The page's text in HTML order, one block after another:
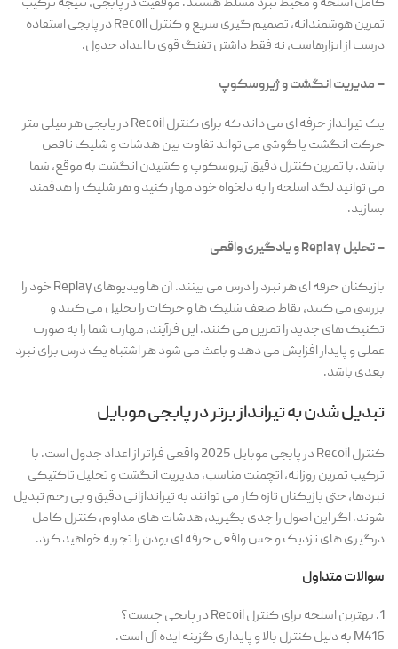
تمرین هوشمندانه، تصمیم گیری سریع و کنترل Recoil در پابجی استفاده
درست از ابزارهاست، نه فقط داشتن تفنگ قوی یا اعداد جدول.
– مدیریت انگشت و ژیروسکوپ
یک تیرانداز حرفه ای می داند که برای کنترل Recoil در پابجی هر میلی متر
حرکت انگشت یا گوشی می تواند تفاوت بین هدشات و شلیک ناقص
باشد. با تمرین کنترل دقیق ژیروسکوپ و کشیدن انگشت به موقع، شما
می توانید لگد اسلحه را به دلخواه خود مهار کنید و هر شلیک را هدفمند
بسازید.
– تحلیل Replay و یادگیری واقعی
بازیکنان حرفه ای هر نبرد را درس می بینند. آن ها ویدیوهای Replay خود را
بررسی می کنند، نقاط ضعف شلیک ها و حرکات را تحلیل می کنند و
تکنیک های جدید را تمرین می کنند. این فرآیند، مهارت شما را به صورت
عملی و پایدار افزایش می دهد و باعث می شود هر اشتباه یک درس برای نبرد
بعدی باشد.
تبدیل شدن به تیرانداز برتر در پابجی موبایل
کنترل Recoil در پابجی موبایل 2025 واقعی فراتر از اعداد جدول است. با
ترکیب تمرین روزانه، اتچمنت مناسب، مدیریت انگشت و تحلیل تاکتیکی
نبردها، حتی بازیکنان تازه کار می توانند به تیراندازانی دقیق و بی رحم تبدیل
شوند. اگر این اصول را جدی بگیرید، هدشات های مداوم، کنترل کامل
درگیری های نزدیک و حس واقعی حرفه ای بودن را تجربه خواهید کرد.
سوالات متداول
1. بهترین اسلحه برای کنترل Recoil در پابجی چیست؟
M416 به دلیل کنترل بالا و پایداری گزینه ایده آل است.